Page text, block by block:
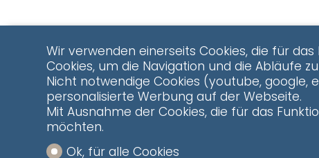
Wir verwenden einerseits Cookies, die für
Cookies, um die Navigation und die Abläufe
Nicht notwendige Cookies (youtube,
personalisierte Werbung auf der Webseite.
Mit Ausnahme der Cookies, die für das
möchten.
Ok, für alle Cookies